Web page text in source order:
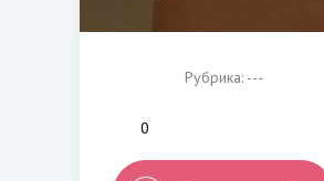
Рубрика: ---
0